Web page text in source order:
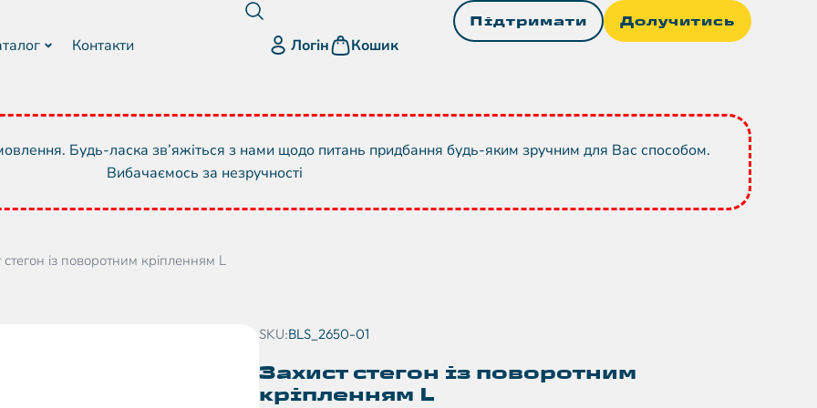
Контакти Логін Кошик
Підтримати Долучитись
Будь-ласка зв’яжіться з нами щодо питань придбання будь-яким зручним для Вас способом.
Вибачаємось за незручності
стегон із поворотним кріпленням L
SKU:BLS_2650-01
Захист стегон із поворотним
кріпленням L